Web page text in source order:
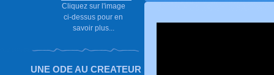
Cliquez sur l'image
ci-dessus pour en
savoir plus...
UNE ODE AU CREATEUR